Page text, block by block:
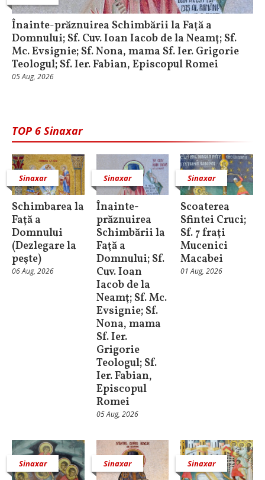
Înainte-prăznuirea Schimbării la Faţă a
Domnului; Sf. Cuv. Ioan Iacob de la Neamţ; Sf.
Mc. Evsignie; Sf. Nona, mama Sf. Ier. Grigorie
Teologul; Sf. Ier. Fabian, Episcopul Romei
05 Aug, 2026
TOP 6 Sinaxar
Sinaxar
Schimbarea la
Faţă a
Domnului
(Dezlegare la
peşte)
06 Aug, 2026
Sinaxar
Înainte-
prăznuirea
Schimbării la
Faţă a
Domnului; Sf.
Cuv. Ioan
Iacob de la
Neamţ; Sf. Mc.
Evsignie; Sf.
Nona, mama
Sf. Ier.
Grigorie
Teologul; Sf.
Ier. Fabian,
Episcopul
Romei
05 Aug, 2026
Sinaxar
Scoaterea
Sfintei Cruci;
Sf. 7 fraţi
Mucenici
Macabei
01 Aug, 2026
Sinaxar Sinaxar Sinaxar